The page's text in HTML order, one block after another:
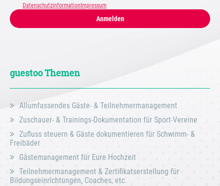
Datenschutzinformation Impressum
Anmelden
guestoo Themen
Allumfassendes Gäste- & Teilnehmermanagement
Zuschauer- & Trainings-Dokumentation für Sport-Vereine
Zufluss steuern & Gäste dokumentieren für Schwimm- &
Freibäder
Gästemanagement für Eure Hochzeit
Teilnehmermanagement & Zertifikatserstellung für
Bildungseinrichtungen, Coaches, etc.